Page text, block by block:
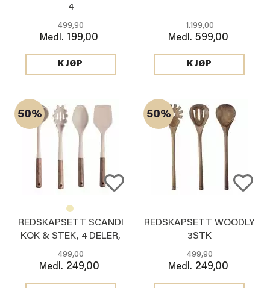
4
499,90
Medl. 199,00
KJØP
1.199,00
Medl. 599,00
KJØP
50%
REDSKAPSETT SCANDI
KOK & STEK, 4 DELER,
BRUN
499,00
Medl. 249,00
50%
REDSKAPSETT WOODLY
3STK
499,90
Medl. 249,00